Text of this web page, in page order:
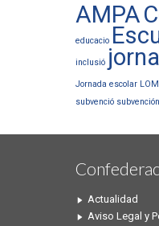
AMPA
educacio
inclusió
Jornada escolar
subvenció subvención
Actualidad
Aviso Legal y